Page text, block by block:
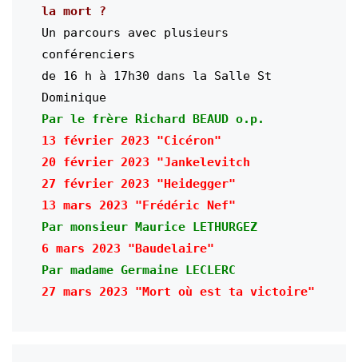
la mort ?
Un parcours avec plusieurs
conférenciers
de 16 h à 17h30 dans la Salle St
Dominique
Par le frère Richard BEAUD o.p.
13 février 2023 "Cicéron"
20 février 2023 "Jankelevitch
27 février
13 mars
Par monsieur Maurice LETHURGEZ
Par madame Germaine LECLERC